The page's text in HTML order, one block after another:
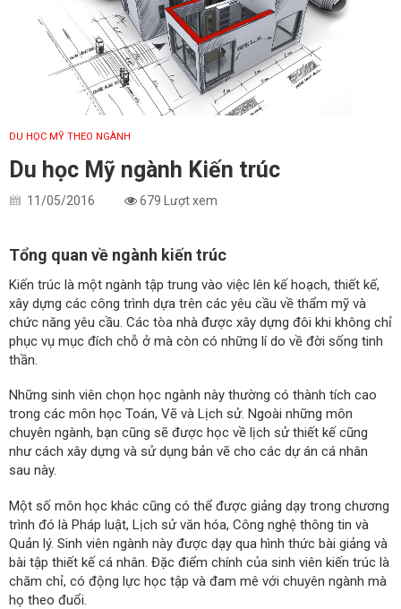
DU HỌC MỸ THEO NGÀNH
Du học Mỹ ngành Kiến trúc
11/05/2016 679 Lượt xem
Tổng quan về ngành kiến trúc
Kiến trúc là một ngành tập trung vào việc lên kế hoạch, thiết kế,
xây dựng các công trình dựa trên các yêu cầu về thẩm mỹ và
chức năng yêu cầu. Các tòa nhà được xây dựng đôi khi không chỉ
phục vụ mục đích chỗ ở mà còn có những lí do về đời sống tinh
thần.
Những sinh viên chọn học ngành này thường có thành tích cao
trong các môn học Toán, Vẽ và Lịch sử. Ngoài những môn
chuyên ngành, bạn cũng sẽ được học về lịch sử thiết kế cũng
như cách xây dựng và sử dụng bản vẽ cho các dự án cá nhân
sau này.
Một số môn học khác cũng có thể được giảng dạy trong chương
trình đó là Pháp luật, Lịch sử văn hóa, Công nghệ thông tin và
Quản lý. Sinh viên ngành này được dạy qua hình thức bài giảng và
bài tập thiết kế cá nhân. Đặc điểm chính của sinh viên kiến trúc là
chăm chỉ, có động lực học tập và đam mê với chuyên ngành mà
họ theo đuổi.